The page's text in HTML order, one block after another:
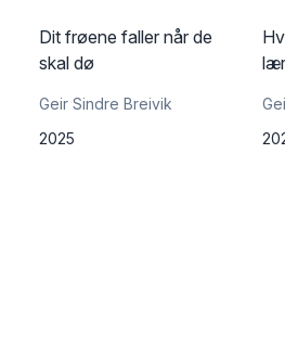
Dit frøene faller når de
skal dø
Geir Sindre Breivik
2025